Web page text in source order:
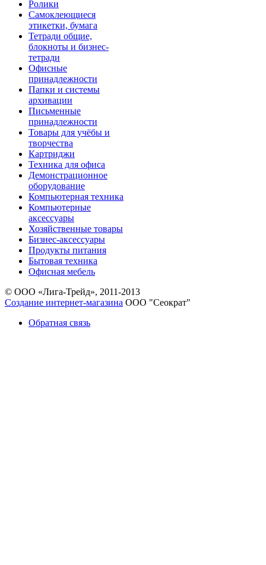
Ролики
Cамоклеющиеся
этикетки, бумага
Тетради общие,
блокноты и бизнес-
тетради
Офисные
принадлежности
Папки и системы
архивации
Письменные
принадлежности
Товары для учёбы и
творчества
Картриджи
Техника для офиса
Демонстрационное
оборудование
Компьютерная техника
Компьютерные
аксессуары
Хозяйственные товары
Бизнес-аксессуары
Продукты питания
Бытовая техника
Офисная мебель
© ООО «Лига-Трейд», 2011-2013
Создание интернет-магазина ООО "Сеократ"
Обратная связь